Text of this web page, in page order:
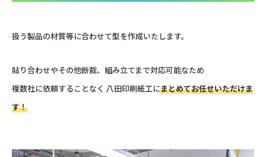
扱う製品の材質等に合わせて型を作成いたします。
貼り合わせやその他断裁、組み立てまで対応可能なため
複数社に依頼することなく 八田印刷紙工にまとめてお任せいただけま
す！